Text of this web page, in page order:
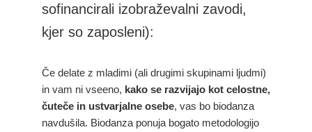
sofinancirali izobraževalni zavodi,
kjer so zaposleni):
Če delate z mladimi (ali drugimi skupinami ljudmi)
in vam ni vseeno, kako se razvijajo kot celostne,
čuteče in ustvarjalne osebe, vas bo biodanza
navdušila. Biodanza ponuja bogato metodologijo